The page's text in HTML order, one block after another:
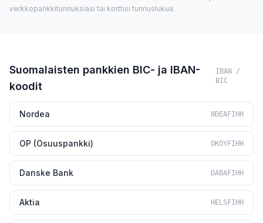
verkkopankkitunnuksiasi tai korttisi tunnuslukua.
Suomalaisten pankkien BIC- ja IBAN-
koodit
IBAN /
BIC
Nordea NDEAFIHH
OP (Osuuspankki) OKOYFIHH
Danske Bank DABAFIHH
Aktia HELSFIHH